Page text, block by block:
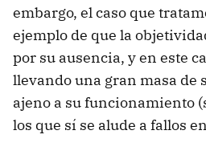
embargo, el caso que
ejemplo de que la
por su ausencia, y en este
llevando una gran masa de
ajeno a su funcionamiento
los que sí se alude a fallos